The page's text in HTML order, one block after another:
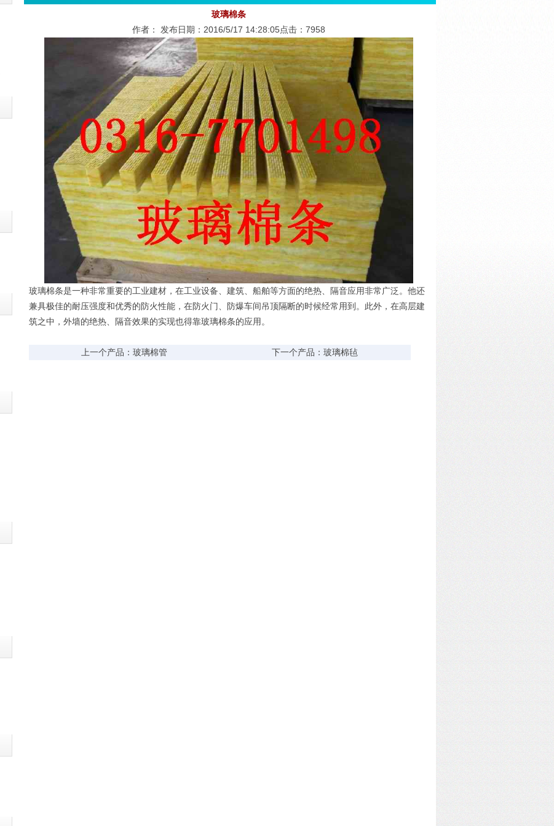
玻璃棉条
作者： 发布日期：2016/5/17 14:28:05点击：7958
玻璃棉条是一种非常重要的工业建材，在工业设备、建筑、船舶等方面的绝热、隔音应用非常广泛。他还
兼具极佳的耐压强度和优秀的防火性能，在防火门、防爆车间吊顶隔断的时候经常用到。此外，在高层建
筑之中，外墙的绝热、隔音效果的实现也得靠玻璃棉条的应用。
上一个产品： 玻璃棉管 下一个产品： 玻璃棉毡